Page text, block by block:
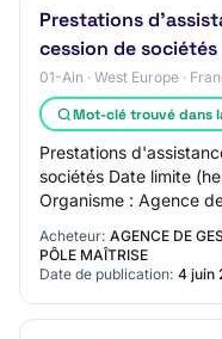
Prestations
cession de sociétés
01-Ain · West Europe ·
Mot-clé trouvé dans
Prestations
sociétés Date limite
Organisme : Agence
Acheteur: AGENCE DE
PÔLE MAÎTRISE
Date de publication: 4 juin